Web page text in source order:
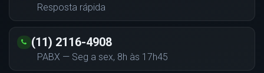
Resposta rápida
(11) 2116-4908
PABX — Seg a sex, 8h às 17h45